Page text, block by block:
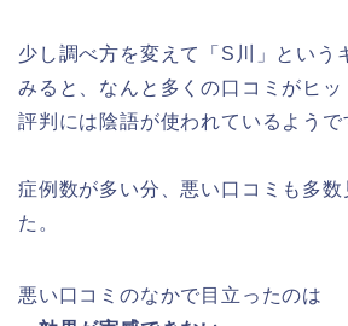
少し調べ方を変えて「S川」という
みると、なんと多くの口コミがヒ
評判には陰語が使われているようで
症例数が多い分、悪い口コミも多数
た。
悪い口コミのなかで目立ったのは